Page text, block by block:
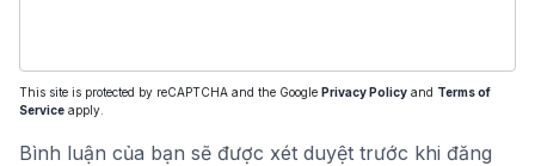
This site is protected by reCAPTCHA and the Google Privacy Policy and Terms of
Service apply.
Bình luận của bạn sẽ được xét duyệt trước khi đăng